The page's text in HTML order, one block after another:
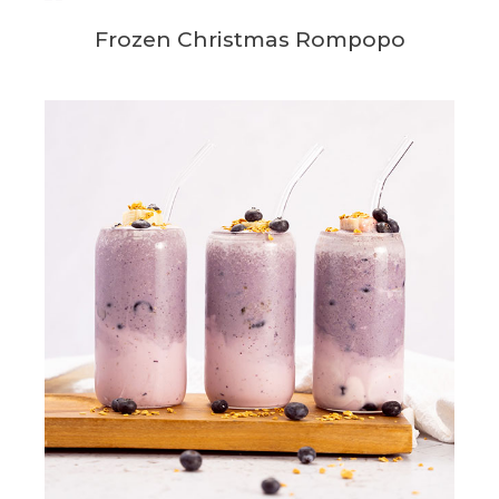
Frozen Christmas Rompopo